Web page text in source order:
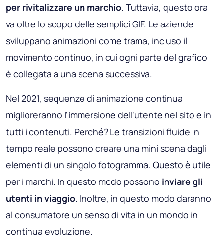
per rivitalizzare un marchio. Tuttavia, questo ora
va oltre lo scopo delle semplici GIF. Le aziende
sviluppano animazioni come trama, incluso il
movimento continuo, in cui ogni parte del grafico
è collegata a una scena successiva.
Nel 2021, sequenze di animazione continua
miglioreranno l'immersione dell'utente nel sito e in
tutti i contenuti. Perché? Le transizioni fluide in
tempo reale possono creare una mini scena dagli
elementi di un singolo fotogramma. Questo è utile
per i marchi. In questo modo possono inviare gli
utenti in viaggio. Inoltre, in questo modo daranno
al consumatore un senso di vita in un mondo in
continua evoluzione.